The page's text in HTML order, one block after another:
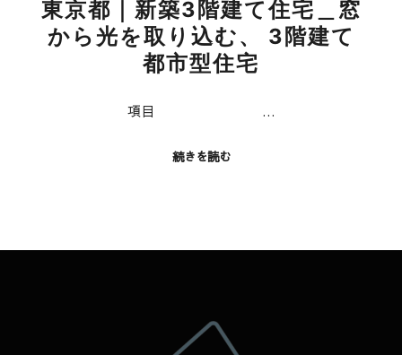
東京都｜新築3階建て住宅＿窓
から光を取り込む、 3階建て
都市型住宅
項目 …
続きを読む